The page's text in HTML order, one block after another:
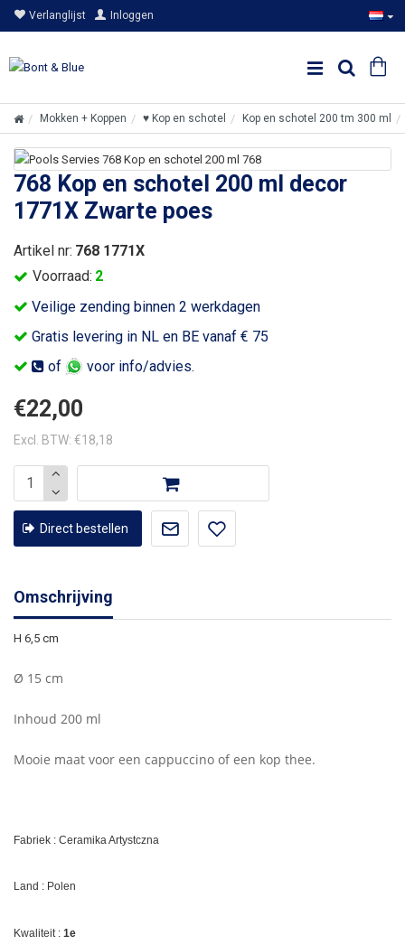
Verlanglijst Inloggen
Mokken + Koppen ♥ Kop en schotel Kop en schotel 200 tm 300 ml
768 Kop en schotel 200 ml decor
1771X Zwarte poes
Veilige zending binnen 2 werkdagen
Gratis levering in NL en BE vanaf € 75
of
voor info/advies.
Voorraad: 2
Artikel nr: 768 1771X
€22,00
Excl. BTW: €18,18
Direct bestellen
Omschrijving
H 6,5 cm
Ø 15 cm
Inhoud 200 ml
Mooie maat voor een cappuccino of een kop thee.
Fabriek : Ceramika Artystczna
Land : Polen
Kwaliteit : 1e